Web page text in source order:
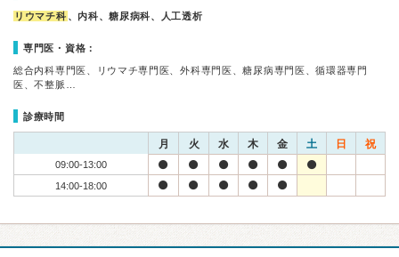
リウマチ科 、内科、糖尿病科、人工透析
専門医・資格：
総合内科専門医、リウマチ専門医、外科専門医、糖尿病専門医、循環器専門
医、不整脈…
診療時間
月 火 水 木 金 土 日 祝
09:00-13:00
14:00-18:00